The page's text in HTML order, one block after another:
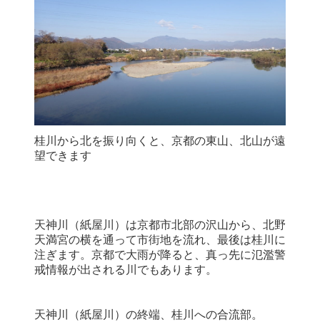
桂川から北を振り向くと、京都の東山、北山が遠
望できます
天神川（紙屋川）は京都市北部の沢山から、北野
天満宮の横を通って市街地を流れ、最後は桂川に
注ぎます。京都で大雨が降ると、真っ先に氾濫警
戒情報が出される川でもあります。
天神川（紙屋川）の終端、桂川への合流部。